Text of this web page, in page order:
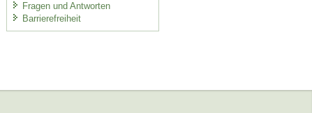
Fragen und Antworten
Barrierefreiheit